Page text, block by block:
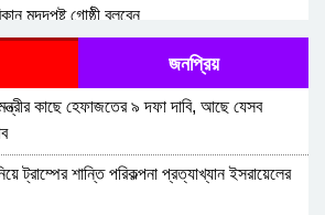
মদদপুষ্ট গোষ্ঠী বলবেন
নির্বাচন: ডাকা হবে সংসদের বিশেষ অধিবেশন ,তপশিল
ছিল জনতার যুদ্ধ, কোনো রাজনৈতিক দলের নয়:
রাষ্ট্রপতি
গোপন বন্দিশালা জেআইসি পরিদর্শনে
জনপ্রিয়
কাছে হেফাজতের ৯ দফা দাবি, আছে যেসব
ট্রাম্পের শান্তি পরিকল্পনা প্রত্যাখ্যান ইসরায়েলের